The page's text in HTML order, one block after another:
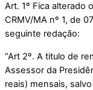
Art. 1º Fica alterado
CRMV/MA nº 1, de
seguinte redação:
“Art 2º. A titulo de
Assessor da
reais) mensais,